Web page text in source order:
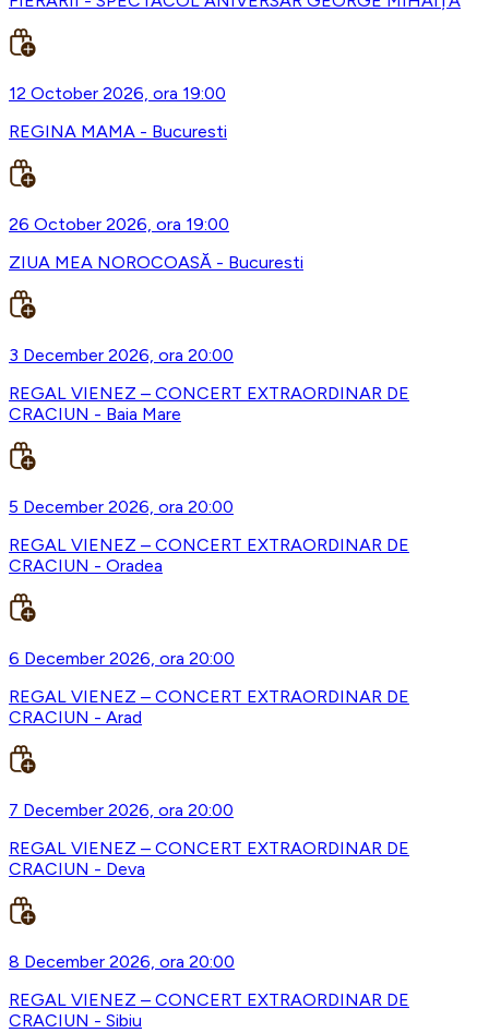
12 October 2026, ora 19:00
REGINA MAMA - Bucuresti
26 October 2026, ora 19:00
ZIUA MEA NOROCOASĂ - Bucuresti
3 December 2026, ora 20:00
REGAL VIENEZ – CONCERT EXTRAORDINAR DE
CRACIUN - Baia Mare
5 December 2026, ora 20:00
REGAL VIENEZ – CONCERT EXTRAORDINAR DE
CRACIUN - Oradea
6 December 2026, ora 20:00
REGAL VIENEZ – CONCERT EXTRAORDINAR DE
CRACIUN - Arad
7 December 2026, ora 20:00
REGAL VIENEZ – CONCERT EXTRAORDINAR DE
CRACIUN - Deva
8 December 2026, ora 20:00
REGAL VIENEZ – CONCERT EXTRAORDINAR DE
CRACIUN - Sibiu